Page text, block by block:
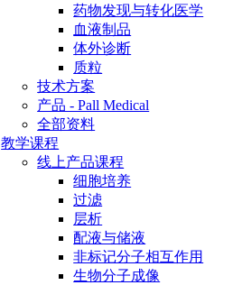
药物发现与转化医学
血液制品
体外诊断
质粒
技术方案
产品 - Pall Medical
全部资料
教学课程
线上产品课程
细胞培养
过滤
层析
配液与储液
非标记分子相互作用
生物分子成像